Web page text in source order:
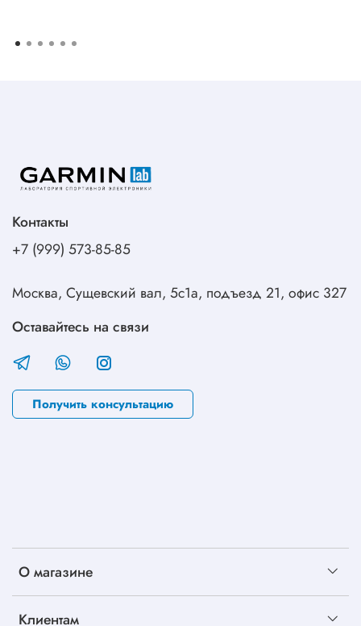
О магазине
Клиентам
Контакты
+7 (999) 573-85-85
Москва, Сущевский вал, 5с1а, подъезд 21, офис 327
Оставайтесь на связи
Получить консультацию